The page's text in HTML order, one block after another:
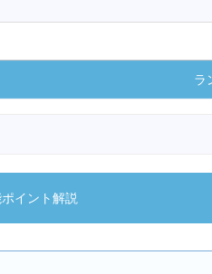
ラ
イント解説